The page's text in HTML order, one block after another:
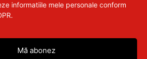
informatiile mele personale conform